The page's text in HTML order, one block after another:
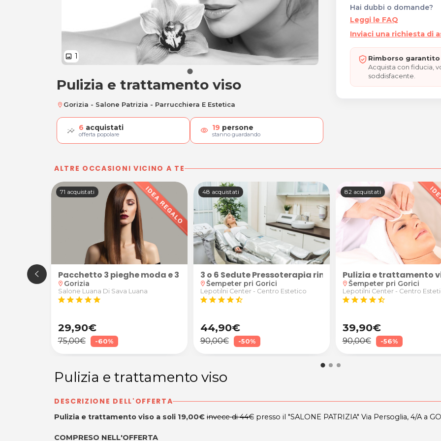
image 1
Pulizia e trattamento viso
Pulizia e trattamento viso
location_on Gorizia - Salone Patrizia - Parrucchiera E Estetica
6 acquistati
offerta popolare visibility 19 persone
stanno guardando
Hai dubbi o domande?
Leggi le FAQ
Inviaci una richiesta di
Rimborso
Acquista con fiducia,
soddisfacente.
ALTRE OCCASIONI VICINO A TE
71 acquistati
Pacchetto 3 pieghe moda e 3 shampoo
location_on Gorizia
Salone Luana Di Sava Luana
star star star star star
29,90€
75,00€ -60%
48 acquistati
3 o 6 Sedute Pressoterapia rimodellante, drenante e
location_on Šempeter pri Gorici
Lepotilni Center - Centro Estetico
star star star star star_half
44,90€
90,00€ -50%
82 acquistati
Pulizia e trattamento
location_on Šempeter pri Gorici
Lepotilni Center - Centro
star star star star star_half
39,90€
90,00€ -56%
Pulizia e trattamento viso
DESCRIZIONE DELL'OFFERTA
Pulizia e trattamento viso a soli 19,00€ invece di 44€ presso il "SALONE PATRIZIA" Via Persoglia, 4/A a
COMPRESO NELL'OFFERTA